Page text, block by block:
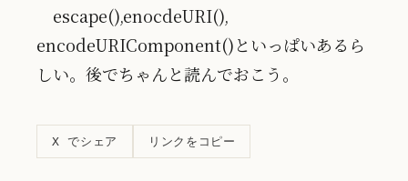
escape(),enocdeURI(),
encodeURIComponent()といっぱいあるら
しい。後でちゃんと読んでおこう。
X でシェア リンクをコピー